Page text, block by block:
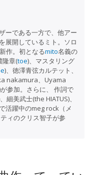
ーである一方で、他アー
展開しているミト。ソロ
作。初となるmito名義の
隆章(toe)、マスタリング
)、徳澤青弦カルテット、
nakamura、Uyama
参加。さらに、 作詞で
細美武士(the HIATUS)、
活躍中のmeg rock（メ
ィのクリス智子が参